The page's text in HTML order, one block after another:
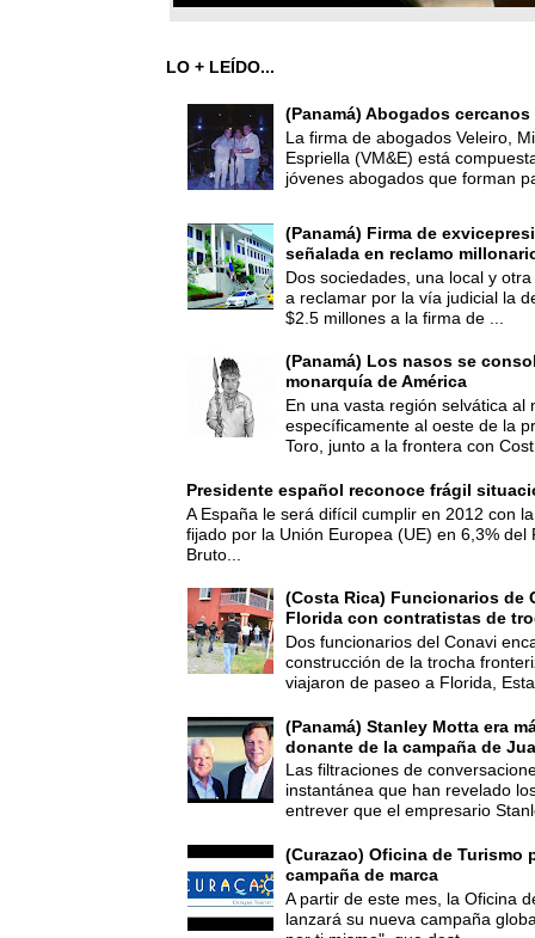
LO + LEÍDO...
(Panamá) Abogados
La firma de abogados Veleiro,
Espriella (VM&E) está
jóvenes abogados que forman
(Panamá) Firma de
señalada en reclamo
Dos sociedades, una local y
a reclamar por la vía judicial la
$2.5 millones a la firma de ...
(Panamá) Los nasos se
monarquía de América
En una vasta región selvática al
específicamente al oeste de la
Toro, junto a la frontera con
Presidente español reconoce frágil
A España le será difícil cumplir en 2012 con
fijado por la Unión Europea (UE) en 6,3% del
Bruto...
(Costa Rica) Funcionarios de
Florida con contratistas de
Dos funcionarios del Conavi
construcción de la trocha
viajaron de paseo a Florida,
(Panamá) Stanley Motta era
donante de la campaña de
Las filtraciones de
instantánea que han revelado
entrever que el empresario
(Curazao) Oficina de Turismo
campaña de marca
A partir de este mes, la Oficina
lanzará su nueva campaña